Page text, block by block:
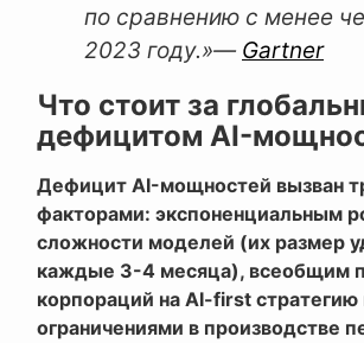
по сравнению с менее
2023 году.»— Gartner
Что стоит за
дефицитом AI-
Дефицит AI-мощностей вызван
факторами: экспоненциальным
сложности моделей (их размер
каждые 3-4 месяца), всеобщим
корпораций на AI-first стратегию
ограничениями в производстве